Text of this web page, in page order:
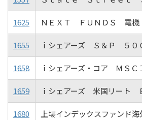
1625 ＮＥＸＴ ＦＵＮＤＳ 電機
1655 ｉシェアーズ Ｓ＆Ｐ ５
1658 ｉシェアーズ・コア ＭＳ
1659 ｉシェアーズ 米国リート
1680 上場インデックスファンド